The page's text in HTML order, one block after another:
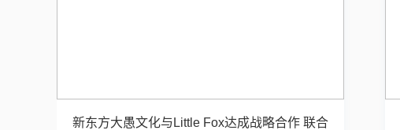
新东方大愚文化与Little Fox达成战略合作 联合